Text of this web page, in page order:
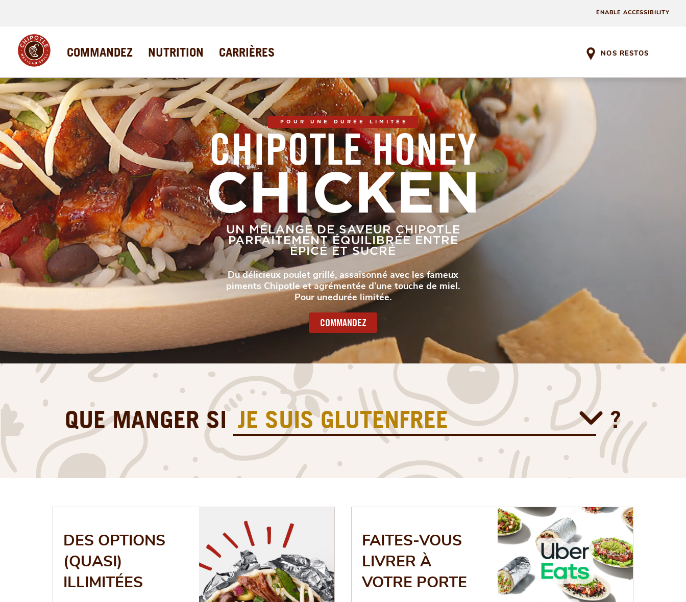
ENABLE ACCESSIBILITY
COMMANDEZ NUTRITION CARRIÈRES NOS RESTOS
POUR UNE DURÉE LIMITÉE
CHIPOTLE HONEY
CHICKEN
UN MÉLANGE DE SAVEUR CHIPOTLE
PARFAITEMENT ÉQUILIBRÉE ENTRE
ÉPICÉ ET SUCRÉ
Du délicieux poulet grillé, assaisonné avec les fameux
piments Chipotle et agrémentée d’une touche de miel.
Pour unedurée limitée.
COMMANDEZ
QUE MANGER SI CHOISISSEZ-EN UN ?
DES OPTIONS
(QUASI)
ILLIMITÉES
FAITES-VOUS
LIVRER À
VOTRE PORTE